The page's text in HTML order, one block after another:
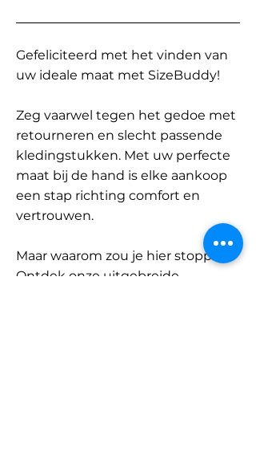
Gefeliciteerd met het vinden van
uw ideale maat met SizeBuddy!
Zeg vaarwel tegen het gedoe met
retourneren en slecht passende
kledingstukken. Met uw perfecte
maat bij de hand is elke aankoop
een stap richting comfort en
vertrouwen.
Maar waarom zou je hier stoppen?
Ontdek onze uitgebreide